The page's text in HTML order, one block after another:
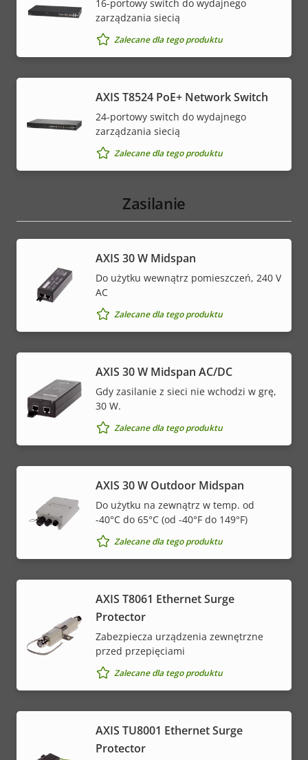
16-portowy switch do wydajnego
zarządzania siecią
Zalecane dla tego produktu
AXIS T8524 PoE+ Network Switch
24-portowy switch do wydajnego
zarządzania siecią
Zalecane dla tego produktu
Zasilanie
AXIS 30 W Midspan
Do użytku wewnątrz pomieszczeń, 240 V
AC
Zalecane dla tego produktu
AXIS 30 W Midspan AC/DC
Gdy zasilanie z sieci nie wchodzi w grę,
30 W.
Zalecane dla tego produktu
AXIS 30 W Outdoor Midspan
Do użytku na zewnątrz w temp. od
-40°C do 65°C (od -40°F do 149°F)
Zalecane dla tego produktu
AXIS T8061 Ethernet Surge
Protector
Zabezpiecza urządzenia zewnętrzne
przed przepięciami
Zalecane dla tego produktu
AXIS TU8001 Ethernet Surge
Protector